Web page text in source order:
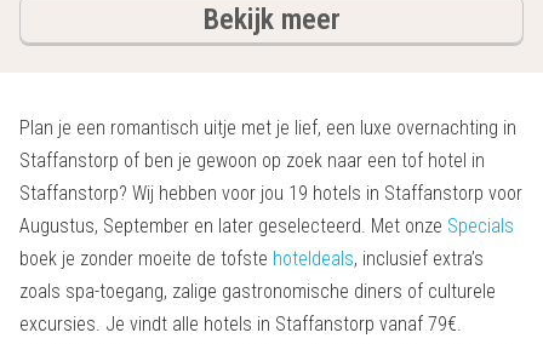
Bekijk meerhotels
Plan je een romantisch uitje met je lief, een luxe overnachting in
Staffanstorp of ben je gewoon op zoek naar een tof hotel in
Staffanstorp? Wij hebben voor jou 19 hotels in Staffanstorp voor
Augustus, September en later geselecteerd. Met onze Specials
boek je zonder moeite de tofste hoteldeals, inclusief extra’s
zoals spa-toegang, zalige gastronomische diners of culturele
excursies. Je vindt alle hotels in Staffanstorp vanaf 79€.